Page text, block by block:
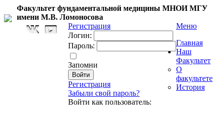
Факультет фундаментальной медицины МНОИ МГУ
имени М.В. Ломоносова
Регистрация
Логин:
Пароль:
Запомни
Регистрация
Забыли свой пароль?
Войти как пользователь:
Меню
Главная
Наш
Факультет
О
факультете
История